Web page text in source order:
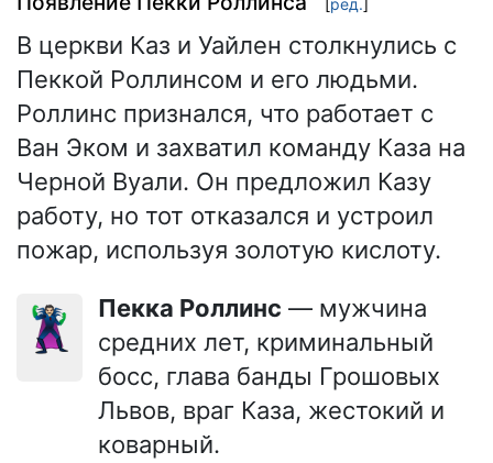
ред.
В церкви Каз и Уайлен столкнулись с
Пеккой Роллинсом и его людьми.
Роллинс признался, что работает с
Ван Эком и захватил команду Каза на
Черной Вуали. Он предложил Казу
работу, но тот отказался и устроил
пожар, используя золотую кислоту.
🦹🏻 Пекка Роллинс — мужчина
средних лет, криминальный
босс, глава банды Грошовых
Львов, враг Каза, жестокий и
коварный.